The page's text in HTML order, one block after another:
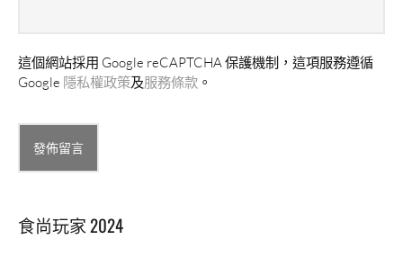
這個網站採用 Google reCAPTCHA 保護機制，這項服務遵循
Google 隱私權政策及服務條款 。
食尚玩家 2024